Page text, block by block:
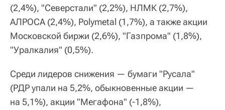
(2,4%), "Северстали" (2,2%), НЛМК (2,7%),
АЛРОСА (2,4%), Polymetal (1,7%), а также акции
Московской биржи (2,6%), "Газпрома" (1,8%),
"Уралкалия" (0,5%).
Среди лидеров снижения — бумаги "Русала"
(РДР упали на 5,2%, обыкновенные акции —
на 5,1%), акции "Мегафона" (-1,8%),